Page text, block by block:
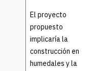
El proyecto
propuesto
implicaría la
construcción en
humedales y la